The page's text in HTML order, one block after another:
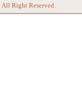
All Right Reserved.